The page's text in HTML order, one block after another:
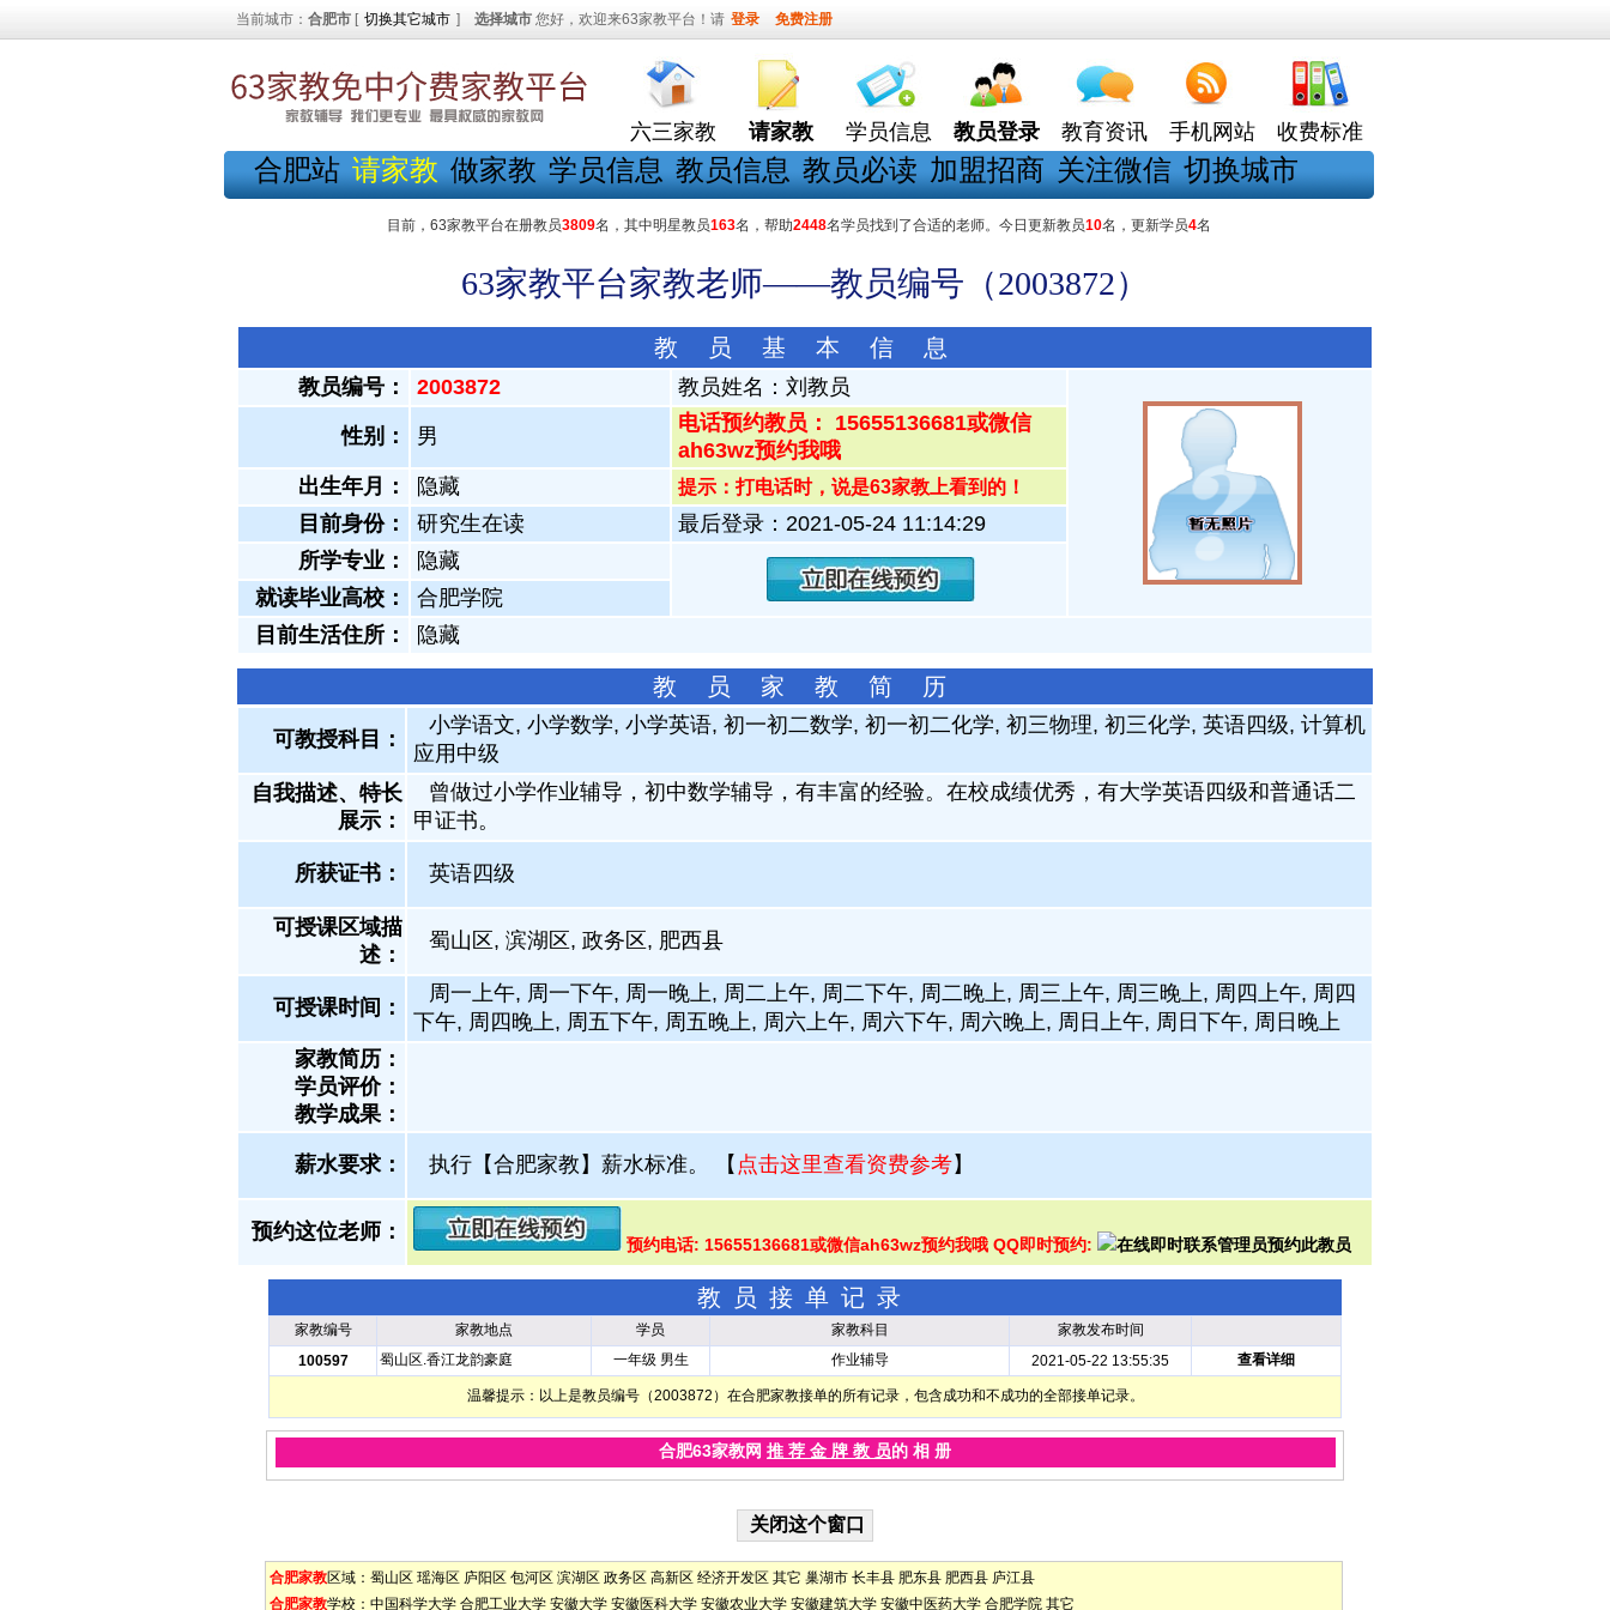
当前城市： 合肥市 [ 切换其它城市 ] 选择城市 您好，欢迎来63家教平台！请 登录 免费注册
六三家教 请家教 学员信息 教员登录 教育资讯 手机网站 收费标准
合肥站 请家教 做家教 学员信息 教员信息 教员必读 加盟招商 关注微信 切换城市
目前，63家教平台在册教员3809名，其中明星教员163名，帮助2448名学员找到了合适的老师。今日更新教员10名，更新学员4名
63家教平台家教老师——教员编号（2003872）
教 员 基 本 信 息
教员编号： 2003872 教员姓名： 刘教员
性别： 男
电话预约教员： 15655136681或微信
ah63wz预约我哦
出生年月：
隐藏 提示：打电话时，说是63家教上看到的！
目前身份： 研究生在读
最后登录：2021-05-24 11:14:29
所学专业：
隐藏
就读毕业高校：
合肥学院
目前生活住所：
隐藏
教 员 家 教 简 历
可教授科目：
小学语文, 小学数学, 小学英语, 初一初二数学, 初一初二化学, 初三物理, 初三化学, 英语四级, 计算机
应用中级
自我描述、特长
展示 ：
曾做过小学作业辅导，初中数学辅导，有丰富的经验。在校成绩优秀，有大学英语四级和普通话二
甲证书。
所获证书 ： 英语四级
可授课区域描
述：
蜀山区, 滨湖区, 政务区, 肥西县
可授课时间：
周一上午, 周一下午, 周一晚上, 周二上午, 周二下午, 周二晚上, 周三上午, 周三晚上, 周四上午, 周四
下午, 周四晚上, 周五下午, 周五晚上, 周六上午, 周六下午, 周六晚上, 周日上午, 周日下午, 周日晚上
家教简历：
学员评价：
教学成果：
薪水要求： 执行【合肥家教】薪水标准。 【 点击这里查看资费参考】
预约这位老师：
预约电话: 15655136681或微信ah63wz预约我哦 QQ即时预约:
教员接单记录
家教编号 家教地点 学员 家教科目
家教发布时间
100597
蜀山区.香江龙韵豪庭 一年级 男生 作业辅导 2021-05-22 13:55:35 查看详细
温馨提示：以上是教员编号（2003872）在合肥家教接单的所有记录，包含成功和不成功的全部接单记录。
合肥63家教网 推 荐 金 牌 教 员的 相 册
合肥家教区域： 蜀山区 瑶海区 庐阳区 包河区 滨湖区 政务区 高新区 经济开发区 其它 巢湖市 长丰县 肥东县 肥西县 庐江县
合肥家教学校： 中国科学大学 合肥工业大学 安徽大学 安徽医科大学 安徽农业大学 安徽建筑大学 安徽中医药大学 合肥学院 其它